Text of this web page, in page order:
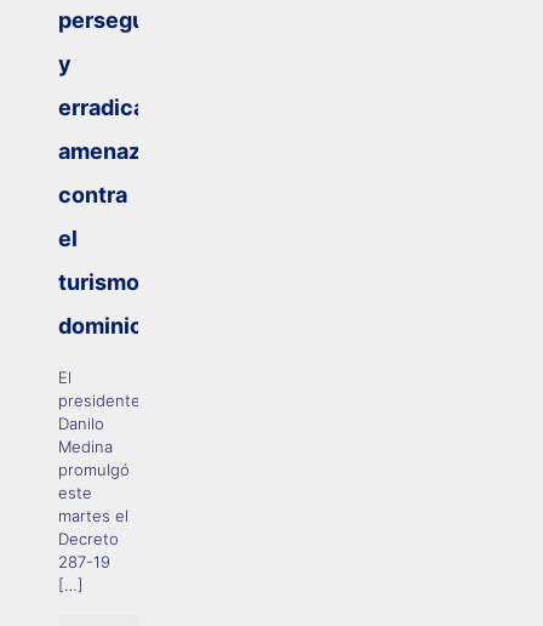
perseguir
y
erradicar
amenazas
contra
el
turismo
dominicano
El
presidente
Danilo
Medina
promulgó
este
martes el
Decreto
287-19
[…]